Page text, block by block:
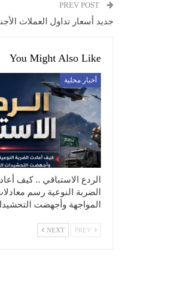
جديد أسعار تداول العملات
You Might Also Like
أخبار محلية
الردع الاستباقي .. كيف
الضربة النوعية رسم
المواجهة وأجهضت
NEXT